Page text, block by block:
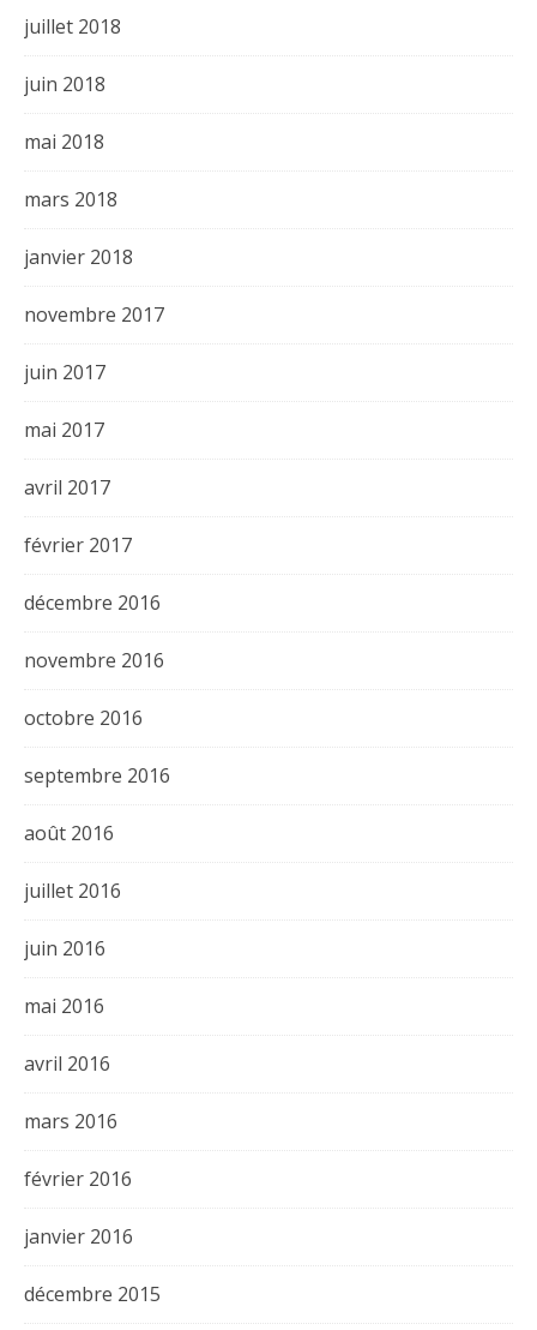
juillet 2018
juin 2018
mai 2018
mars 2018
janvier 2018
novembre 2017
juin 2017
mai 2017
avril 2017
février 2017
décembre 2016
novembre 2016
octobre 2016
septembre 2016
août 2016
juillet 2016
juin 2016
mai 2016
avril 2016
mars 2016
février 2016
janvier 2016
décembre 2015